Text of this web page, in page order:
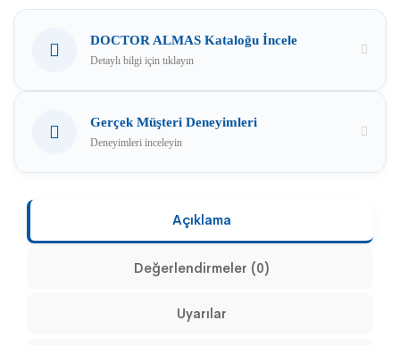
DOCTOR ALMAS Kataloğu İncele
Detaylı bilgi için tıklayın
Gerçek Müşteri Deneyimleri
Deneyimleri inceleyin
Açıklama
Değerlendirmeler (0)
Uyarılar